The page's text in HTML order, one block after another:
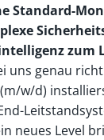
Standard-
zum
uns genau
w/d)
neues Level